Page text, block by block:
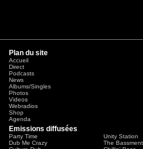
Plan du site
Accueil
Direct
Podcasts
News
Albums/Singles
Photos
Videos
Webradios
Shop
Agenda
Emissions diffusées
Party Time
Unity Station
Dub Me Crazy
The